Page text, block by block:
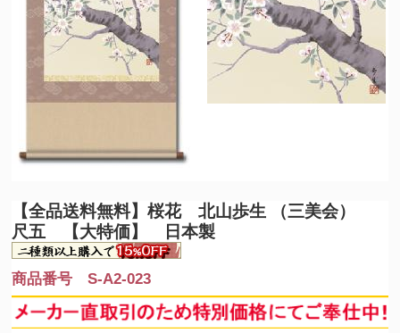
【全品送料無料】桜花 北山歩生 （三美会）
尺五 【大特価】 日本製
商品番号 S-A2-023